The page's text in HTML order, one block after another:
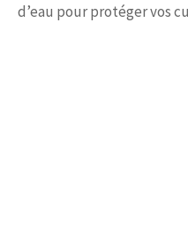
d’eau pour protéger vos